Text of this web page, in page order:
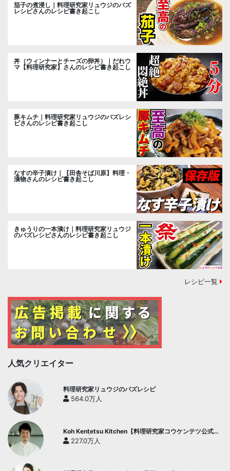
茄子の煮浸し｜料理研究家リュウジのバズ
レシピさんのレシピ書き起こし
丼（ウィンナーとチーズの卵丼）｜だれウ
マ【料理研究家】さんのレシピ書き起こし
豚キムチ｜料理研究家リュウジのバズレシ
ピさんのレシピ書き起こし
なすの辛子漬け｜【田舎そば川原】料理・
漬物さんのレシピ書き起こし
きゅうりの一本漬け｜料理研究家リュウジ
のバズレシピさんのレシピ書き起こし
レシピ一覧
人気クリエイター
料理研究家リュウジのバズレシピ
564.0万人
Koh Kentetsu Kitchen【料理研究家コウケンテツ公式チ
ャンネル】
227.0万人